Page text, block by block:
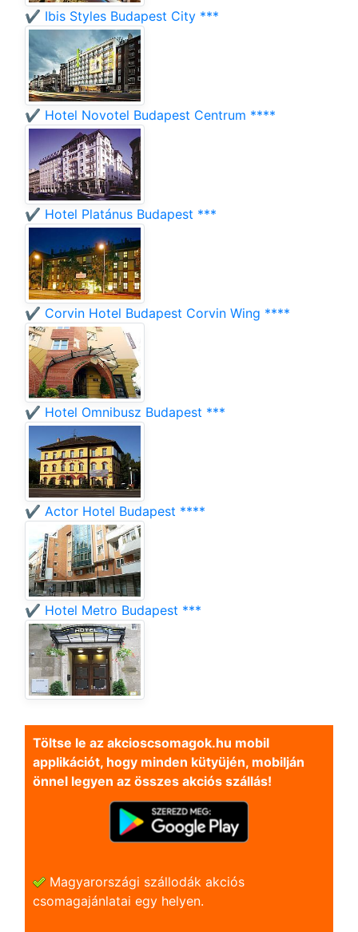
✔️ Ibis Styles Budapest City ***
✔️ Hotel Novotel Budapest Centrum ****
✔️ Hotel Platánus Budapest ***
✔️ Corvin Hotel Budapest Corvin Wing ****
✔️ Hotel Omnibusz Budapest ***
✔️ Actor Hotel Budapest ****
✔️ Hotel Metro Budapest ***
Töltse le az akcioscsomagok.hu mobil
applikációt, hogy minden kütyüjén, mobilján
önnel legyen az összes akciós szállás!
Magyarországi szállodák akciós
csomagajánlatai egy helyen.